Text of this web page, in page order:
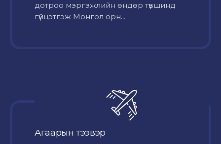
дотроо мэргэжлийн өндөр түвшинд
гүйцэтгэж Монгол орн...
Агаарын тээвэр